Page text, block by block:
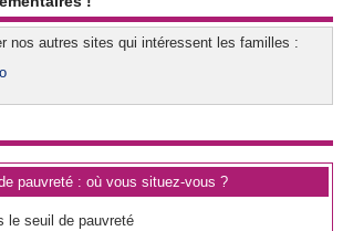
nos autres sites qui intéressent les familles :
pauvreté : où vous situez-vous ?
le seuil de pauvreté